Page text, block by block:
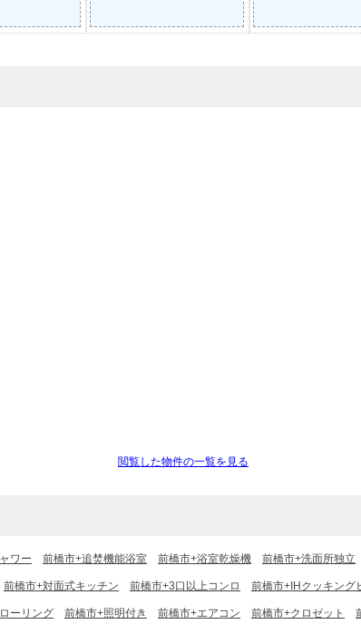
閲覧した物件の一覧を見る
ワー 前橋市+追焚機能浴室 前橋市+浴室乾燥機 前橋市+洗面所独立
前橋市+対面式キッチン 前橋市+3口以上コンロ 前橋市+IHクッキング
ーリング 前橋市+照明付き 前橋市+エアコン 前橋市+クロゼット